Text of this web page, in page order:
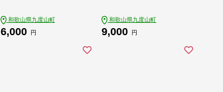
和歌山県九度山町
6,000 円
和歌山県九度山町
9,000 円